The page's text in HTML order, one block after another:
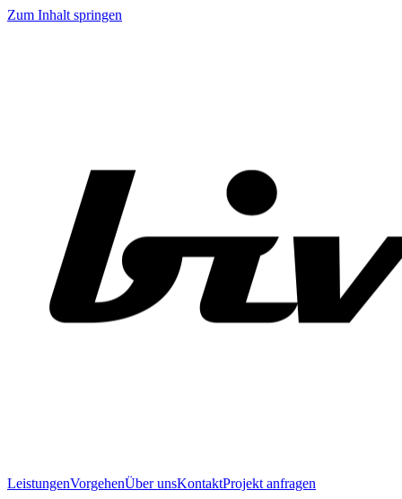
Zum Inhalt springen
LeistungenVorgehenÜber unsKontaktProjekt anfragen